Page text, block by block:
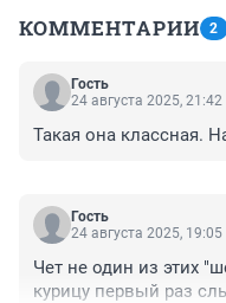
КОММЕНТАРИИ 2
Гость
24 августа 2025, 21:42
Такая она классная.
Гость
24 августа 2025, 19:05
Чет не один из этих
курицу первый раз